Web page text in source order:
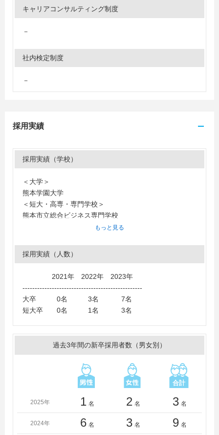
キャリアコンサルティング制度
－
社内検定制度
－
採用実績
採用実績（学校）
＜大学＞
熊本学園大学
＜短大・高専・専門学校＞
熊本市立総合ビジネス専門学校
もっと見る
採用実績（人数）
2021年 2022年 2023年
-------------------------------------------------
大卒 0名 3名 7名
短大卒 0名 1名 3名
過去3年間の新卒採用者数（男女別）
2025年 1 名 2 名 3 名
2024年 6 名 3 名 9 名